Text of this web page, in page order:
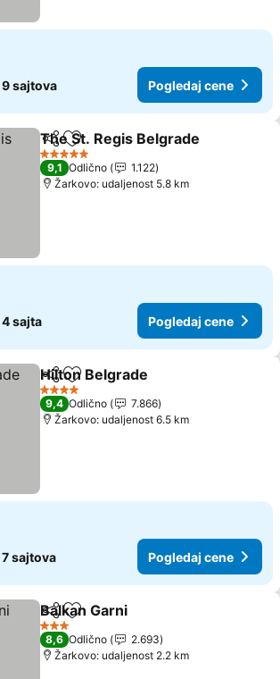
9 sajtova Pogledaj cene
Deli Dodati u favorite
The St. Regis Belgrade
5 Zvezdice
9,1 Odlično
1.122
Žarkovo: udaljenost 5.8 km
4 sajta Pogledaj cene
Deli Dodati u favorite
Hilton Belgrade
4 Zvezdice
9,4 Odlično
7.866
Žarkovo: udaljenost 6.5 km
7 sajtova Pogledaj cene
Deli Dodati u favorite
Balkan Garni
3 Zvezdice
8,6 Odlično
2.693
Žarkovo: udaljenost 2.2 km